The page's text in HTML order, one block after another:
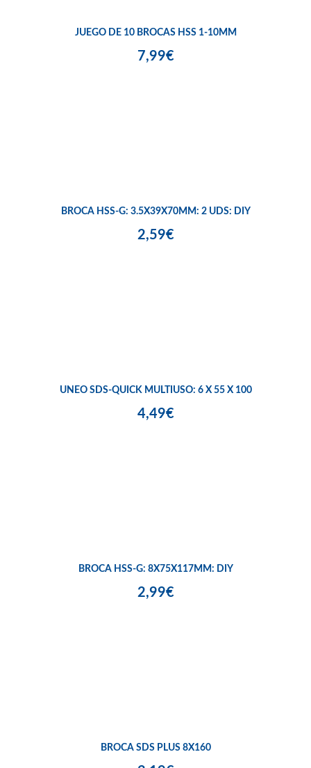
JUEGO DE 10 BROCAS HSS 1-10MM
7,99€
BROCA HSS-G: 3.5X39X70MM: 2 UDS: DIY
2,59€
UNEO SDS-QUICK MULTIUSO: 6 X 55 X 100
4,49€
BROCA HSS-G: 8X75X117MM: DIY
2,99€
BROCA SDS PLUS 8X160